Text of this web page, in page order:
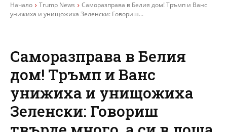
Начало Trump News
Саморазправа в Белия дом! Тръмп и Ванс
унижиха и унищожиха Зеленски: Говориш...
Саморазправа в Белия
дом! Тръмп и Ванс
унижиха и унищожиха
Зеленски: Говориш